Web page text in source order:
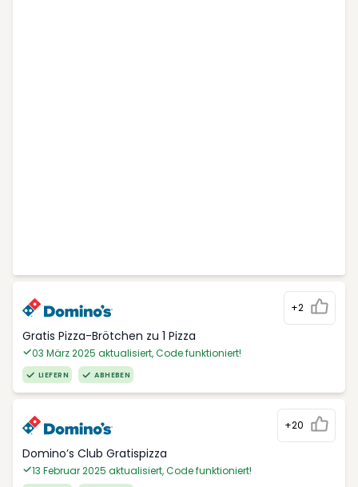
+2
Gratis Pizza-Brötchen zu 1 Pizza
03 März 2025 aktualisiert, Code funktioniert!
LIEFERN ABHEBEN
+20
Domino’s Club Gratispizza
13 Februar 2025 aktualisiert, Code funktioniert!